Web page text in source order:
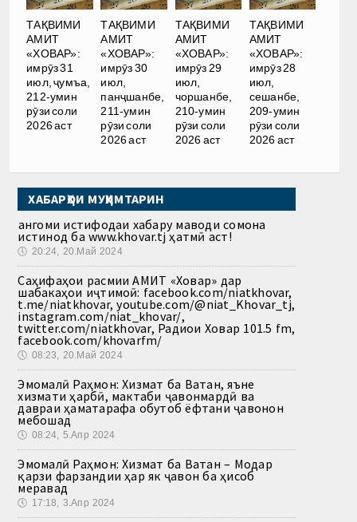
ТАҚВИМИ
АМИТ
«ХОВАР»:
имрӯз 31
июл, ҷумъа,
212-умин
рӯзи соли
2026 аст
ТАҚВИМИ
АМИТ
«ХОВАР»:
имрӯз 30
июл,
панҷшанбе,
211-умин
рӯзи соли
2026 аст
ТАҚВИМИ
АМИТ
«ХОВАР»:
имрӯз 29
июл,
чоршанбе,
210-умин
рӯзи соли
2026 аст
ТАҚВИМИ
АМИТ
«ХОВАР»:
имрӯз 28
июл,
сешанбе,
209-умин
рӯзи соли
2026 аст
ХАБАРҲОИ МУҲИМТАРИН
Ҳангоми истифодаи хабару маводи сомона
истинод ба www.khovar.tj ҳатмӣ аст!
🕔 20:24, 20.Май 2024
Саҳифаҳои расмии АМИТ «Ховар» дар
шабакаҳои иҷтимоӣ: facebook.com/niatkhovar,
t.me/niatkhovar, youtube.com/@niat_Khovar_tj,
instagram.com/niat_khovar/,
twitter.com/niatkhovar, Радиои Ховар 101.5 fm,
facebook.com/khovarfm/
🕔 08:23, 20.Май 2024
Эмомалӣ Раҳмон: Хизмат ба Ватан, яъне
хизмати ҳарбӣ, мактаби ҷавонмардӣ ва
давраи ҳаматарафа обутоб ёфтани ҷавонон
мебошад
🕔 08:24, 5.Апр 2024
Эмомалӣ Раҳмон: Хизмат ба Ватан – Модар
қарзи фарзандии ҳар як ҷавон ба ҳисоб
меравад
🕔 17:18, 3.Апр 2024